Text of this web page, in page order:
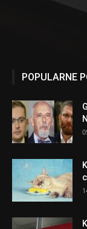
POPULARNE